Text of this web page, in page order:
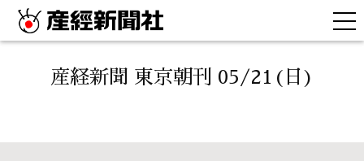
産経新聞 東京朝刊 05/21(日)